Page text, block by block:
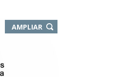
AMPLIAR